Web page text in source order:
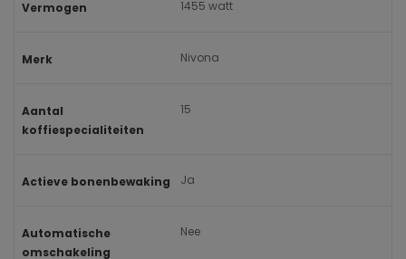
Vermogen 1455 watt
Merk Nivona
Aantal
koffiespecialiteiten
15
Actieve bonenbewaking Ja
Automatische
omschakeling
Nee